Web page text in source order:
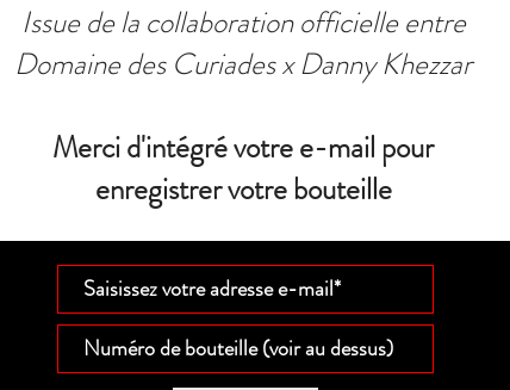
Issue de la collaboration officielle entre
Domaine des Curiades x Danny Khezzar
Merci d'intégré votre e-mail pour
enregistrer votre bouteille